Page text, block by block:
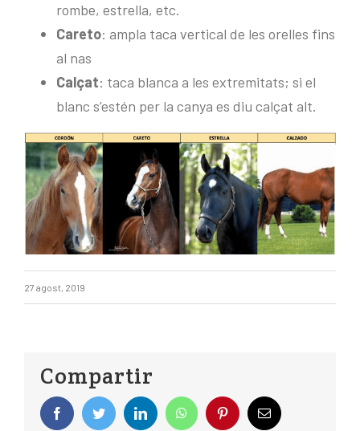
rombe, estrella, etc.
Careto: ampla taca vertical de les orelles fins
al nas
Calçat: taca blanca a les extremitats; si el
blanc s’estén per la canya es diu calçat alt.
27 agost, 2019
Compartir